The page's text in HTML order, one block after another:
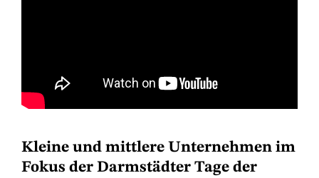
Kleine und mittlere Unternehmen im
Fokus der Darmstädter Tage der